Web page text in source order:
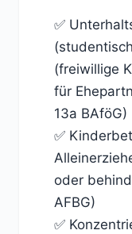
✅
(freiwillige
für
13a BAföG)
✅
oder
AFBG)
✅